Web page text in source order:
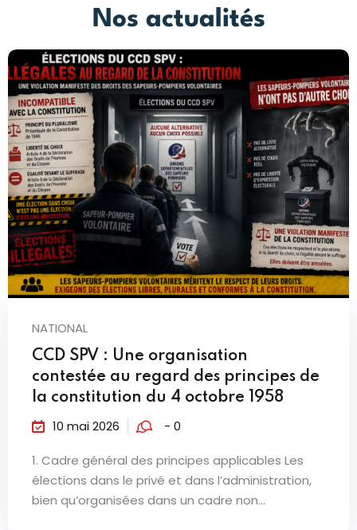
Nos actualités
NATIONAL
CCD SPV : Une organisation
contestée au regard des principes de
la constitution du 4 octobre 1958
10 mai 2026 - 0
1. Cadre général des principes applicables Les
élections dans le privé et dans l’administration,
bien qu’organisées dans un cadre non...